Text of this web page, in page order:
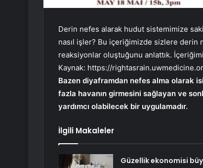
Derin nefes alarak hudut sistemimize
nasıl işler? Bu içeriğimizde sizlere derin
reaksiyonlar oluştuğunu anlattık.
Kaynak: https://
Bazen diyaframdan nefes alma olarak
fazla havanın girmesini sağlayan ve
yardımcı olabilecek bir uygulamadır.
İlgili Makaleler
Güzellik ekonomisi